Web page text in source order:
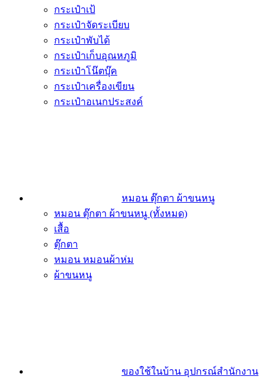
กระเป๋าเป้
กระเป๋าจัดระเบียบ
กระเป๋าพับได้
กระเป๋าเก็บอุณหภูมิ
กระเป๋าโน๊ตบุ๊ค
กระเป๋าเครื่องเขียน
กระเป๋าอเนกประสงค์
หมอน ตุ๊กตา ผ้าขนหนู
หมอน ตุ๊กตา ผ้าขนหนู (ทั้งหมด)
เสื้อ
ตุ๊กตา
หมอน หมอนผ้าห่ม
ผ้าขนหนู
ของใช้ในบ้าน อุปกรณ์สำนักงาน